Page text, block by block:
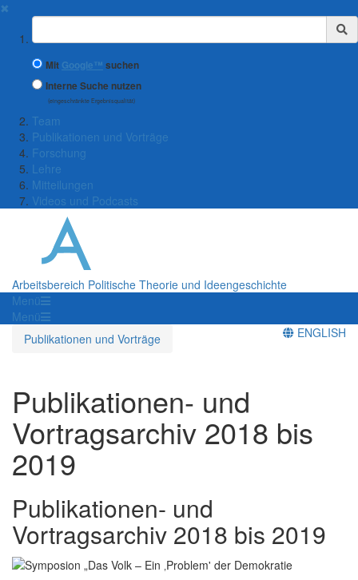
✖
Suchbegriff
Mit Google™ suchen
Interne Suche nutzen
(eingeschränkte Ergebnisqualität)
Team
Publikationen und Vorträge
Forschung
Lehre
Mitteilungen
Videos und Podcasts
Arbeitsbereich Politische Theorie und Ideengeschichte
Menü
Menü
Publikationen und Vorträge
ENGLISH
Publikationen- und
Vortragsarchiv 2018 bis
2019
Publikationen- und
Vortragsarchiv 2018 bis 2019